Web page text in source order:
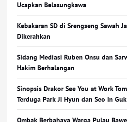
Ucapkan Belasungkawa
Kebakaran SD di Srengseng Sawah
Dikerahkan
Sidang Mediasi Ruben Onsu dan
Hakim Berhalangan
Sinopsis Drakor See You at Work
Terduga Park Ji Hyun dan Seo In Guk
Ombak Berbahaya Warga Pulau